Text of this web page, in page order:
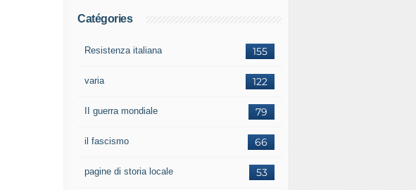
Catégories
155
Resistenza italiana
122
varia
79
II guerra mondiale
66
il fascismo
53
pagine di storia locale